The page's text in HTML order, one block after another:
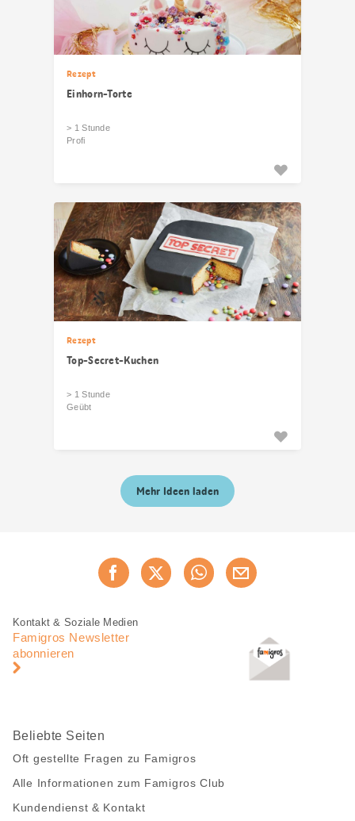
Rezept
Einhorn-Torte
> 1 Stunde
Profi
Rezept
Top-Secret-Kuchen
> 1 Stunde
Geübt
Mehr Ideen laden
Jetzt weiterempfehlen
Fusszeile
Fusszeile
Navigation
Kontakt & Soziale Medien
Famigros Newsletter
abonnieren
Beliebte Seiten
Oft gestellte Fragen zu Famigros
Alle Informationen zum Famigros Club
Kundendienst & Kontakt